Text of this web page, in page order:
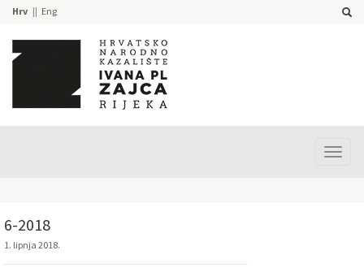
Hrv Eng
6-2018
1. lipnja 2018.